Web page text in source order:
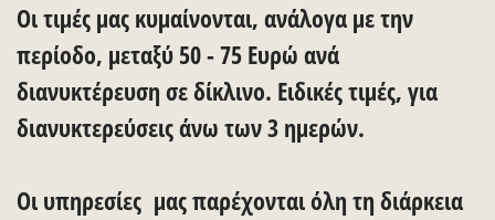
Οι τιμές μας κυμαίνονται, ανάλογα με την
περίοδο, μεταξύ 50 - 75 Ευρώ ανά
διανυκτέρευση σε δίκλινο. Ειδικές τιμές, για
διανυκτερεύσεις άνω των 3 ημερών.
Οι υπηρεσίες μας παρέχονται όλη τη διάρκεια